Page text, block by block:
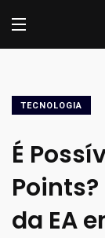
TECNOLOGIA
É
da EA